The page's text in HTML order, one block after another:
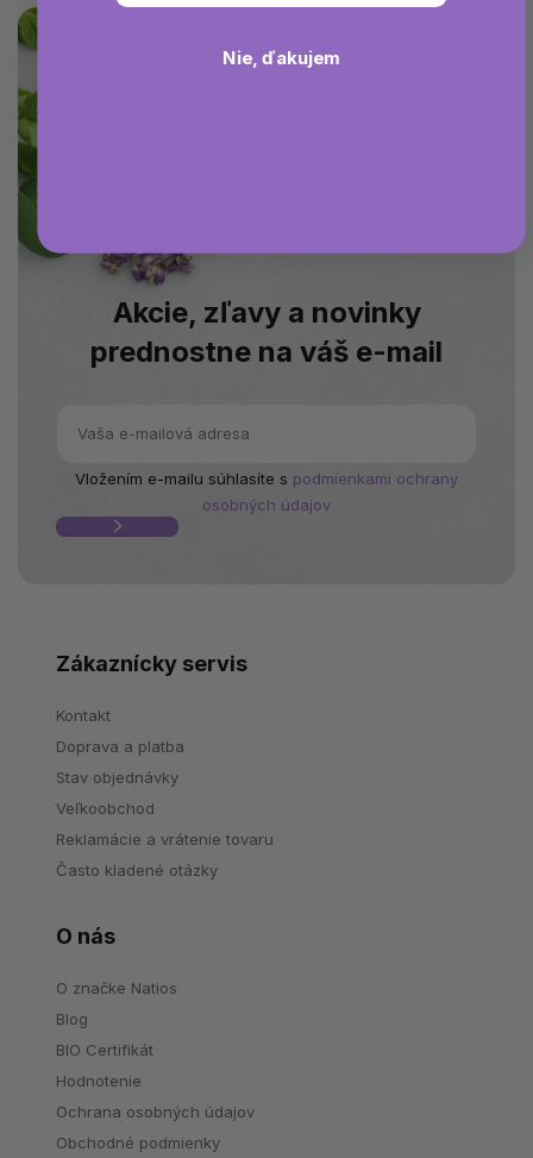
Akcie, zľavy a novinky
prednostne na váš e-mail
Vložením e-mailu súhlasíte s podmienkami ochrany
osobných údajov
Zákaznícky servis
Kontakt
Doprava a platba
Stav objednávky
Veľkoobchod
Reklamácie a vrátenie tovaru
Často kladené otázky
O nás
O značke Natios
Blog
BIO Certifikát
Hodnotenie
Ochrana osobných údajov
Obchodné podmienky
Nie, ďakujem